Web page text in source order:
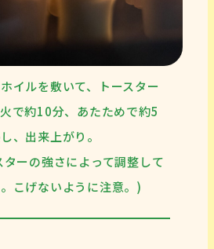
イルを敷いて、トースター
で約10分、あたためで約5
、出来上がり。
ターの強さによって調整して
こげないように注意。)